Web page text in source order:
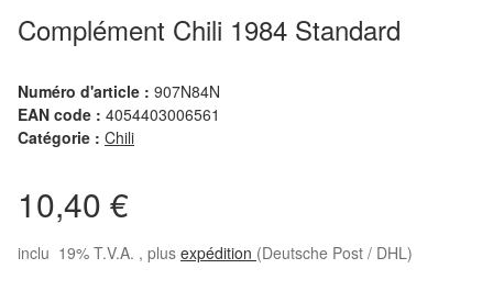
Complément Chili 1984 Standard
Numéro d'article : 907N84N
EAN code : 4054403006561
Catégorie : Chili
10,40 €
inclu 19% T.V.A. , plus expédition (Deutsche Post / DHL)